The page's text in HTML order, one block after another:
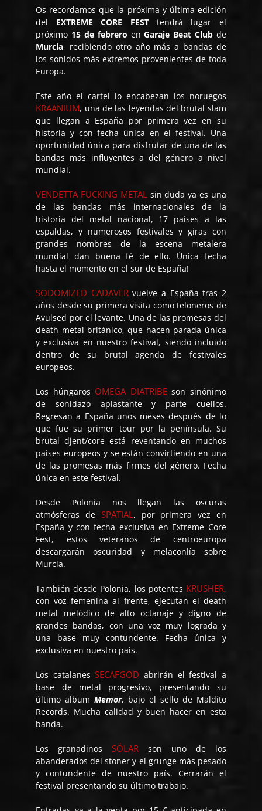
Os recordamos que la próxima y última edición
del EXTREME CORE FESTtendrá lugar el
próximo 15 de febrero enGaraje Beat Club de
Murcia, recibiendo otro año más a bandas de
los sonidos más extremos provenientes de toda
Europa.
Este año el cartel lo encabezan los noruegos
KRAANIUM, una de las leyendas del brutal slam
que llegan a España por primera vez en su
historia y con fecha única en el festival. Una
oportunidad única para disfrutar de una de las
bandas más influyentes a del género a nivel
mundial.
VENDETTA FUCKING METALsin duda ya es una
de las bandas más internacionales de la
historia del metal nacional, 17 países a las
espaldas, y numerosos festivales y giras con
grandes nombres de la escena metalera
mundial dan buena fé de ello. Única fecha
hasta el momento en el sur de España!
SODOMIZED CADAVERvuelve a España tras 2
años desde su primera visita como teloneros de
Avulsed por el levante. Una de las promesas del
death metal británico, que hacen parada única
y exclusiva en nuestro festival, siendo incluido
dentro de su brutal agenda de festivales
europeos.
Los húngaros OMEGA DIATRIBEson sinónimo
de sonidazo aplastante y parte cuellos.
Regresan a España unos meses después de lo
que fue su primer tour por la península. Su
brutal djent/core está reventando en muchos
países europeos y se están convirtiendo en una
de las promesas más firmes del género. Fecha
única en este festival.
Desde Polonia nos llegan las oscuras
atmósferas de SPATIAL, por primera vez en
España y con fecha exclusiva en Extreme Core
Fest, estos veteranos de centroeuropa
descargarán oscuridad y melaconlía sobre
Murcia.
También desde Polonia, los potentes KRUSHER,
con voz femenina al frente, ejecutan el death
metal melódico de alto octanaje y digno de
grandes bandas, con una voz muy lograda y
una base muy contundente. Fecha única y
exclusiva en nuestro país.
Los catalanesSECAFGOD abrirán el festival a
base de metal progresivo, presentando su
último albumMemor, bajo el sello de Maldito
Records. Mucha calidad y buen hacer en esta
banda.
Los granadinosSÖLAR son uno de los
abanderados del stoner y el grunge más pesado
y contundente de nuestro país. Cerrarán el
festival presentando su último trabajo.